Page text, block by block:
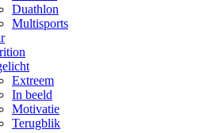
Duathlon
Multisports
Extreem
In beeld
Motivatie
Terugblik